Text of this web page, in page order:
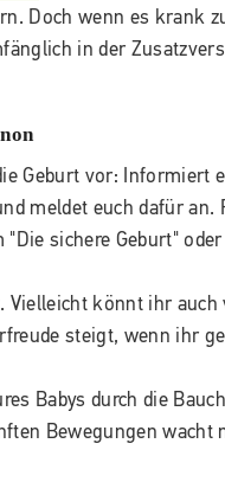
Doch wenn es krank
in der
Geburt vor: Informiert
meldet euch dafür
sichere Geburt"
Vielleicht könnt ihr
steigt, wenn ihr
Babys durch die
Bewegungen wacht